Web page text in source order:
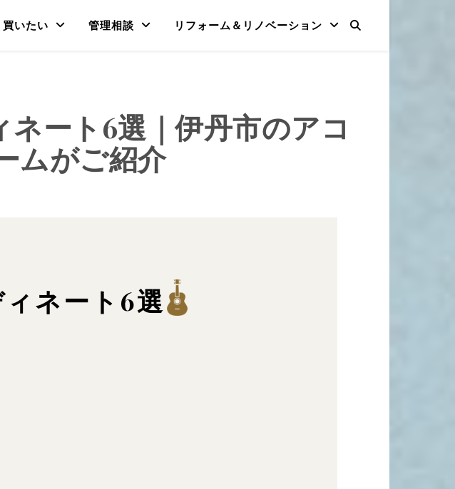
買いたい 管理相談 リフォーム＆リノベーション
ート6選｜伊丹市のアコ
ムがご紹介
ィネート6選